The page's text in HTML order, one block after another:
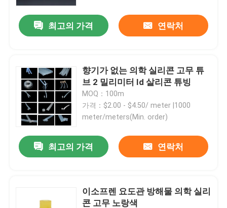
연락처
견적 요청
의학 실리콘 고무
충돌 시린지 플런저
최고의 가격 연락처
향기가 없는 의학 실리콘 고무 튜
브 2 밀리미터 Id 살리콘 튜빙
MOQ：100m
가격：$2.00 - $4.50/ meter |1000
meter/meters(Min. order)
최고의 가격 연락처
이소프렌 요도관 방해물 의학 실리
콘 고무 노랑색